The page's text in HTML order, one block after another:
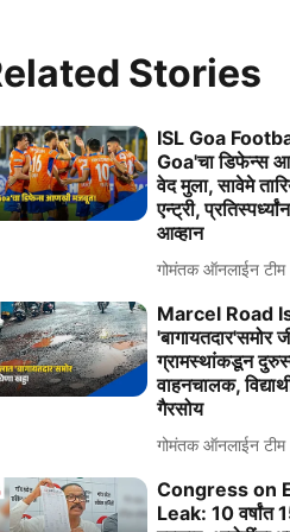
Stories
ISL Goa
Goa'चा डिफेन्स
वेद मुला, सावेमे
एन्ट्री,
आव्हान
गोमंतक ऑनलाईन टीम
Marcel Road
'बागायतदार'समोर
ग्रामस्थांकडून
वाहनचालक,
गैरसोय
गोमंतक ऑनलाईन टीम
Congress on
Leak: 10 वर्षांत